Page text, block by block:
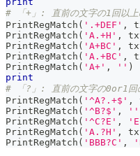
# 「+」: 直前の文字の1回以上
PrintRegMatch ( '.+DEF' ,
PrintRegMatch ( 'A.+H' ,
PrintRegMatch ( 'A+BC' ,
PrintRegMatch ( 'A.+BC' ,
PrintRegMatch ( 'A+' , '' )
print
# 「?」: 直前の文字の0or1回
PrintRegMatch ( '^A?.+$' ,
PrintRegMatch ( '^B?$' , ''
PrintRegMatch ( '^C?E' ,
PrintRegMatch ( 'A.?H' ,
PrintRegMatch ( 'BBB?C' ,